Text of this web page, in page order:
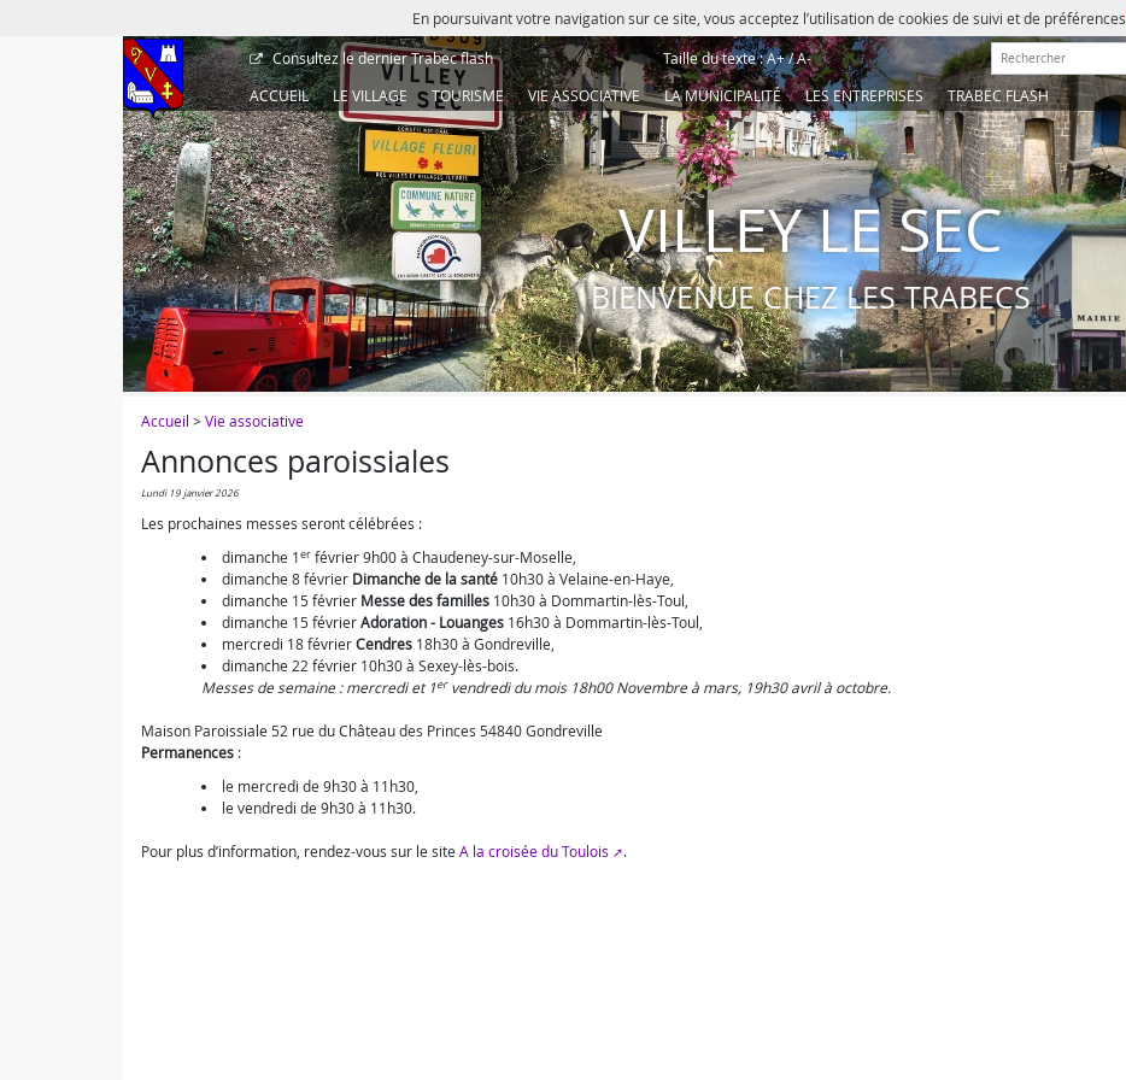
En poursuivant votre navigation sur ce site, vous acceptez l’utilisation de cookies de suivi et de préférences
Consultez le dernierTrabec flash Taille du texte :A+/A- Rechercher :
ACCUEIL
LE VILLAGE TOURISME VIE ASSOCIATIVE LA MUNICIPALITÉ LES ENTREPRISES TRABEC FLASH
VILLEY LE SEC
BIENVENUE CHEZ LES TRABECS
Accueil >Vie associative
Annonces paroissiales
lundi 19 janvier 2026
Les prochaines messes seront célébrées :
dimanche 1er février 9h00 à Chaudeney-sur-Moselle,
dimanche 8 février Dimanche de la santé 10h30 à Velaine-en-Haye,
dimanche 15 février Messe des familles 10h30 à Dommartin-lès-Toul,
dimanche 15 févrierAdoration - Louanges 16h30 à Dommartin-lès-Toul,
mercredi 18 févrierCendres 18h30 à Gondreville,
dimanche 22 février 10h30 à Sexey-lès-bois.
Messes de semaine : mercredi et 1ervendredi du mois 18h00 Novembre à mars, 19h30 avril à octobre.
Maison Paroissiale 52 rue du Château des Princes 54840 Gondreville
Permanences :
le mercredi de 9h30 à 11h30,
le vendredi de 9h30 à 11h30.
Pour plus d’information, rendez-vous sur le site A la croisée du Toulois .